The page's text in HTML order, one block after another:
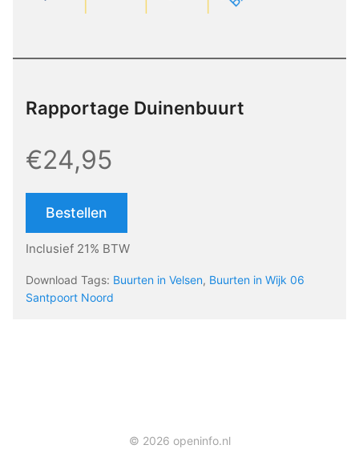
Rapportage Duinenbuurt
€24,95
Bestellen
Inclusief 21% BTW
Download Tags: Buurten in Velsen, Buurten in Wijk 06
Santpoort Noord
© 2026 openinfo.nl